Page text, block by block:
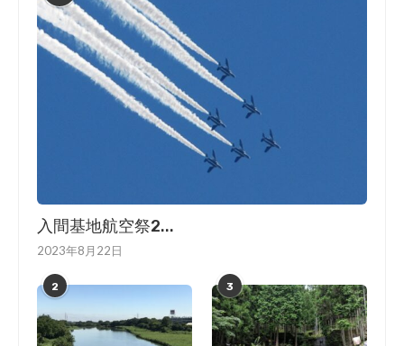
入間基地航空祭2...
2023年8月22日
2 3